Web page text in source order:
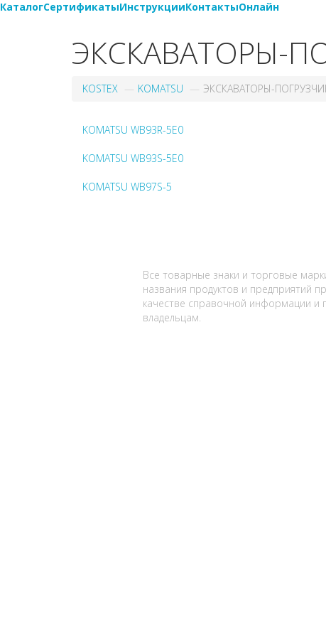
КаталогСертификатыИнструкцииКонтактыОнлайн
ЭКСКАВАТОРЫ-
KOSTEX KOMATSU ЭКСКАВАТОРЫ-
KOMATSU WB93R-5E0
KOMATSU WB93S-5E0
KOMATSU WB97S-5
Все товарные знаки и торговые
названия продуктов и предприятий
качестве справочной информации и
владельцам.